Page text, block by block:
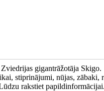
gigantrāžotāja Skigo.
stiprinājumi, nūjas, zābaki,
rakstiet papildinformācijai.